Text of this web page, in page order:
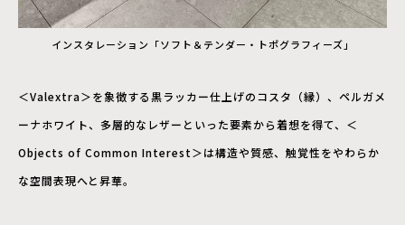
インスタレーション「ソフト＆テンダー・トポグラフィーズ」
＜Valextra＞を象徴する黒ラッカー仕上げのコスタ（縁）、ペルガメ
ーナホワイト、多層的なレザーといった要素から着想を得て、＜
Objects of Common Interest＞は構造や質感、触覚性をやわらか
な空間表現へと昇華。